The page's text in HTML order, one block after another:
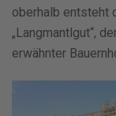
oberhalb entsteht
„Langmantlgut“,
erwähnter